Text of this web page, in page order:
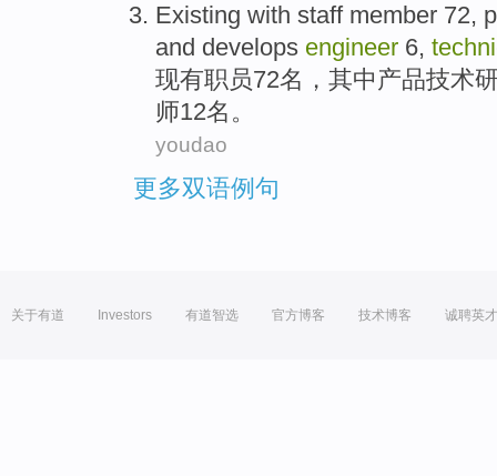
Existing with staff member 72,
and develops engineer 6,
现有职员72名，其中 产品技术
师12名。
youdao
更多双语例句
关于有道 Investors 有道智选 官方博客 技术博客 诚聘英才